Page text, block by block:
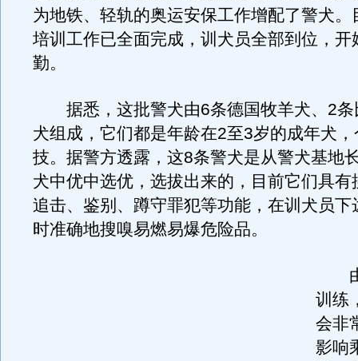
为地铁、轻轨的奥运安保工作增配了警犬。
培训工作已全面完成，训犬员全部到位，开
勤。
据悉，这批警犬由6条德国牧羊犬、2条
犬组成，它们都是年龄在2至3岁的成年犬
技。据警方透露，这8条警犬是从警犬基地
犬中优中选优，选拔出来的，目前它们具有
追击、鉴别、蹲守罪犯等功能，在训犬员下
时准确地搜嗅易燃易爆危险品。
由
训练
会非
影响